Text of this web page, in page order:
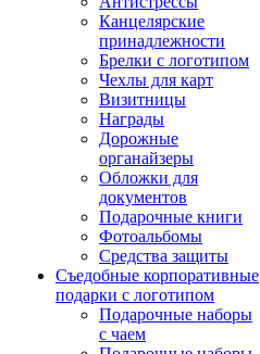
Канцелярские
принадлежности
Брелки с логотипом
Чехлы для карт
Визитницы
Награды
Дорожные
органайзеры
Обложки для
документов
Подарочные книги
Фотоальбомы
Средства защиты
Съедобные корпоративные
подарки с логотипом
Подарочные наборы
с чаем